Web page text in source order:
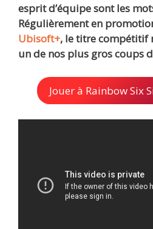
esprit d’équipe sont les
Régulièrement en
Ubisoft+, le titre compétitif
un de nos plus gros coups
Jouer à Rainbow Six